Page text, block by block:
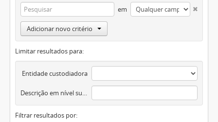
em
Adicionar novo critério
Limitar resultados para:
Entidade custodiadora
Descrição em nível superior
Filtrar resultados por: